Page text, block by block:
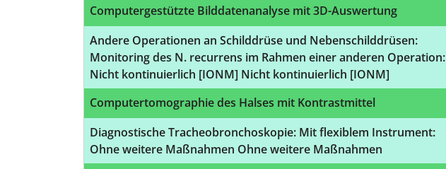
Computergestützte Bilddatenanalyse mit 3D-Auswertung
Andere Operationen an Schilddrüse und Nebenschilddrüsen:
Monitoring des N. recurrens im Rahmen einer anderen Operation:
Nicht kontinuierlich [IONM] Nicht kontinuierlich [IONM]
Computertomographie des Halses mit Kontrastmittel
Diagnostische Tracheobronchoskopie: Mit flexiblem Instrument:
Ohne weitere Maßnahmen Ohne weitere Maßnahmen